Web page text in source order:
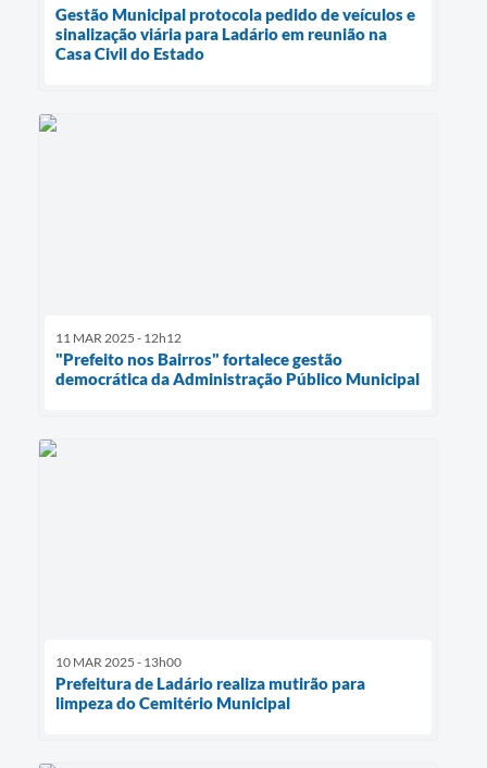
Gestão Municipal protocola pedido de veículos e
sinalização viária para Ladário em reunião na
Casa Civil do Estado
11 MAR 2025 - 12h12
"Prefeito nos Bairros" fortalece gestão
democrática da Administração Público Municipal
10 MAR 2025 - 13h00
Prefeitura de Ladário realiza mutirão para
limpeza do Cemitério Municipal